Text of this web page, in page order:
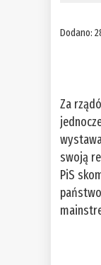
Dodano:
Za
swoją
PiS